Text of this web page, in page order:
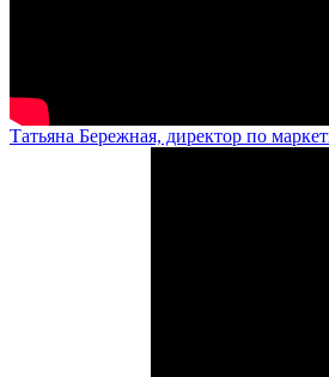
Татьяна Бережная, директор по